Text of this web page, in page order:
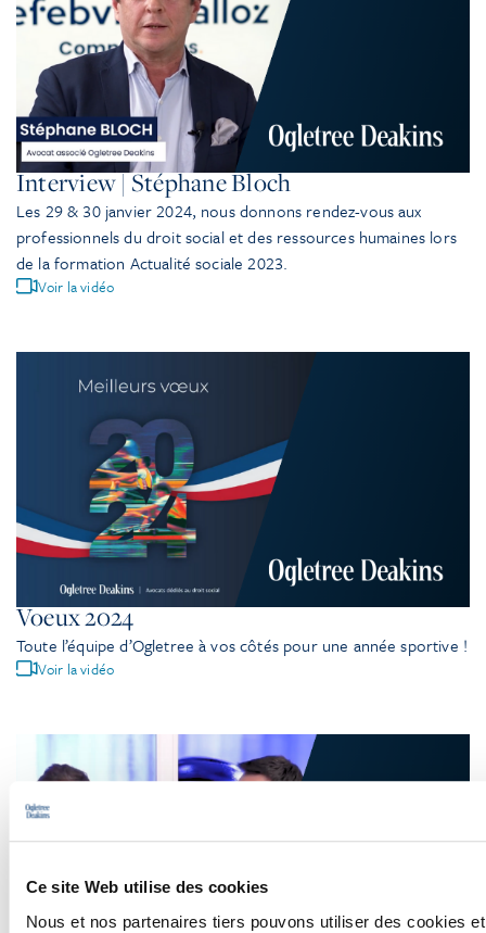
Ce site Web utilise des cookies
Nous et nos partenaires tiers pouvons utiliser des cookies
Interview | Stéphane Bloch
Les 29 & 30 janvier 2024, nous donnons rendez-vous aux
professionnels du droit social et des ressources humaines lors
de la formation Actualité sociale 2023.
Voir la vidéo
Voeux 2024
Toute l’équipe d’Ogletree à vos côtés pour une année sportive !
Voir la vidéo